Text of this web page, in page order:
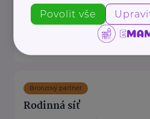
https://
+420 608 452 121
info@spoluzivot.cz
Bronzový partner
Rodinná síť
Povolit vše